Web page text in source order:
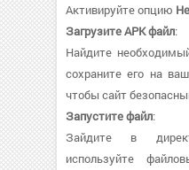
Активируйте опцию
Загрузите APK файл:
Найдите
сохраните его на
чтобы сайт
Запустите файл:
Зайдите в
используйте